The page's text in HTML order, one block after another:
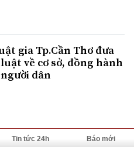
gia Tp.Cần Thơ đưa
về cơ sở, đồng hành
dân
Tin tức 24h Báo mới